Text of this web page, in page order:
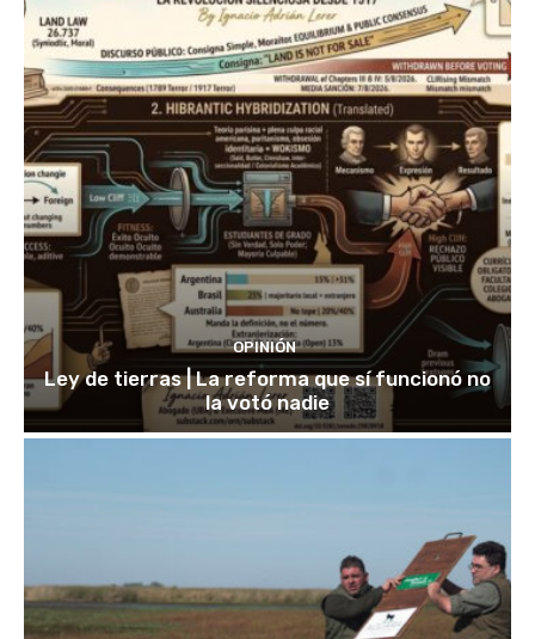
OPINIÓN
Ley de tierras | La reforma que sí funcionó no
la votó nadie